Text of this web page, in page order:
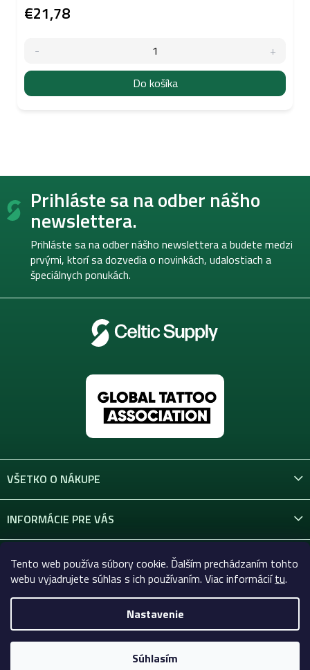
Tento web používa súbory cookie. Ďalším prechádzaním tohto
webu vyjadrujete súhlas s ich používaním. Viac informáciítu.
Nastavenie
Súhlasím
€21,78
Do košíka
Z
Prihláste sa na odber nášho
newslettera.
Prihláste sa na odber nášho newslettera a budete medzi
prvými, ktorí sa dozvedia o novinkách, udalostiach a
špeciálnych ponukách.
VŠETKO O NÁKUPE
INFORMÁCIE PRE VÁS
KONTAKT
Copyright 2026Celtic-Supply.sk | Všetko pre tetovanie a
permanentný makeup. Všetky práva vyhradené.